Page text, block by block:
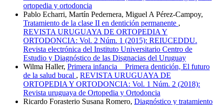
ortopedia y ortodoncia
Pablo Echarri, Martín Pedernera, Miguel A Pérez-Campoy,
Tratamiento de la clase II en dentición permanente ,
REVISTA URUGUAYA DE ORTOPEDIA Y
ORTODONCIA: Vol. 2 Núm. 1 (2015): REIUCEDDU.
Revista electrónica del Instituto Universitario Centro de
Estudio y Diagnóstico de las Disgnacias del Uruguay
Wilma Haller, Primera infancia _ Primera dentición, El futuro
de la salud bucal , REVISTA URUGUAYA DE
ORTOPEDIA Y ORTODONCIA: Vol. 1 Núm. 2 (2018):
Revista uruguaya de Ortopedia y Ortodoncia
Ricardo Forasterio Susana Romero, Diagnóstico y tratamiento